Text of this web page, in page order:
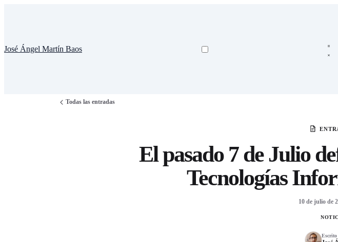
José Ángel Martín Baos
Todas las entradas
El pasado 7 de Julio
Tecnologías
10 de julio de